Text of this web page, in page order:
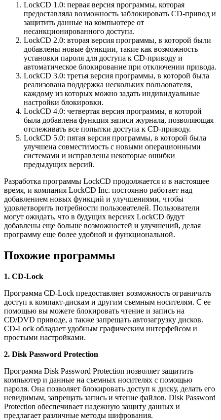
LockCD 1.0: первая версия программы, которая
предоставляла возможность заблокировать CD-привод и
защитить данные на компьютере от
несанкционированного доступа.
LockCD 2.0: вторая версия программы, в которой были
добавлены новые функции, такие как возможность
установки пароля для доступа к CD-приводу и
автоматическое блокирование при отключении привода.
LockCD 3.0: третья версия программы, в которой была
реализована поддержка нескольких пользователя,
каждому из которых можно задать индивидуальные
настройки блокировки.
LockCD 4.0: четвертая версия программы, в которой
была добавлена функция записи журнала, позволяющая
отслеживать все попытки доступа к CD-приводу.
LockCD 5.0: пятая версия программы, в которой была
улучшена совместимость с новыми операционными
системами и исправлены некоторые ошибки
предыдущих версий.
Разработка программы LockCD продолжается и в настоящее
время, и компания LockCD Inc. постоянно работает над
добавлением новых функций и улучшениями, чтобы
удовлетворить потребности пользователей. Пользователи
могут ожидать, что в будущих версиях LockCD будут
добавлены еще больше возможностей и улучшений, делая
программу еще более удобной и функциональной.
Похожие программы
1. CD-Lock
Программа CD-Lock предоставляет возможность ограничить
доступ к компакт-дискам и другим съемным носителям. С ее
помощью вы можете блокировать чтение и запись на
CD/DVD приводе, а также запрещать автозагрузку дисков.
CD-Lock обладает удобным графическим интерфейсом и
простыми настройками.
2. Disk Password Protection
Программа Disk Password Protection позволяет защитить
компьютер и данные на съемных носителях с помощью
пароля. Она позволяет блокировать доступ к диску, делать его
невидимым, запрещать запись и чтение файлов. Disk Password
Protection обеспечивает надежную защиту данных и
предлагает различные методы шифрования.